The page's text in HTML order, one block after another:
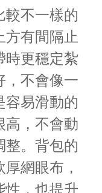
較不一樣的
有間隔止
時更穩定紮
，不會像一
容易滑動的
高，不會動
整。背包的
網眼布，
性，也提升